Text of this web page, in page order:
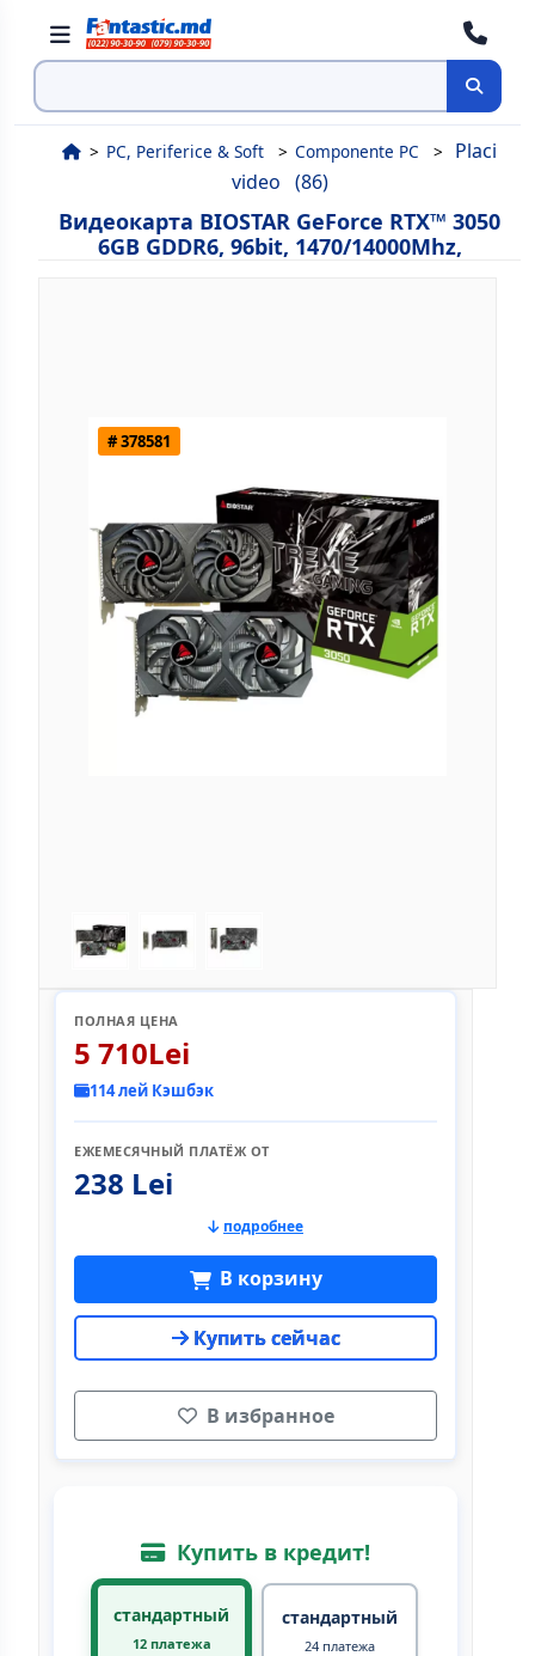
Поиск
PC, Periferice & Soft Componente PC
Placi
video (86)
Видеокарта BIOSTAR GeForce RTX™ 3050
6GB GDDR6, 96bit, 1470/14000Mhz,
# 378581
ПОЛНАЯ ЦЕНА
5 710Lei
114 лей Кэшбэк
ЕЖЕМЕСЯЧНЫЙ ПЛАТЁЖ ОТ
238 Lei
подробнее
В корзину
Купить сейчас
В избранное
Купить в кредит!
стандартный
12 платежа
стандартный
24 платежа